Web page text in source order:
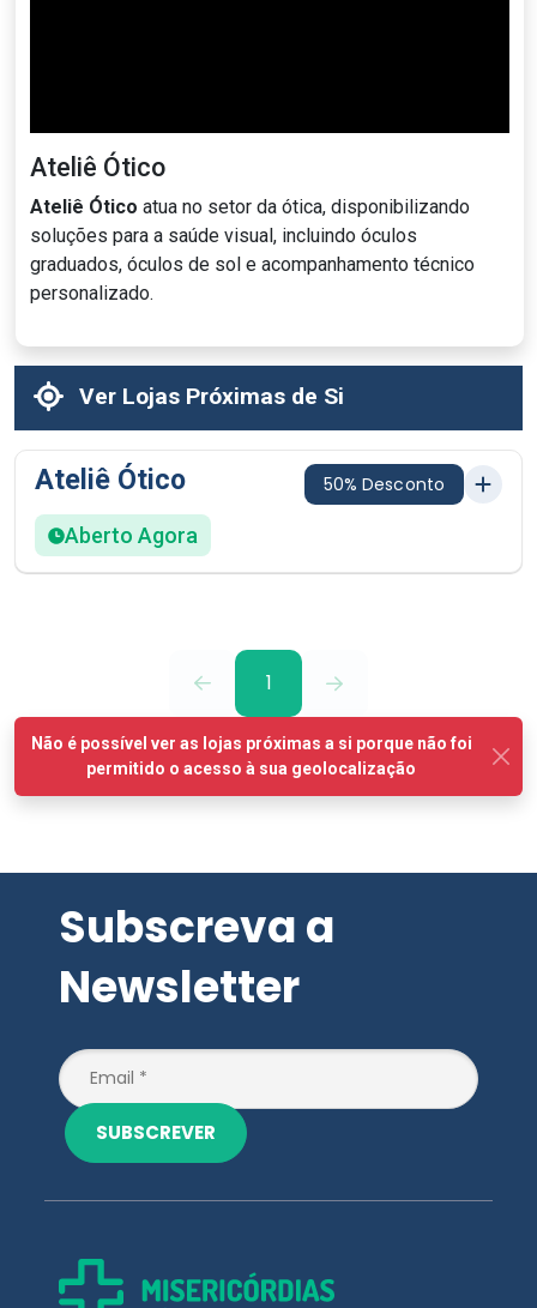
Ateliê Ótico
Ateliê Ótico atua no setor da ótica, disponibilizando
soluções para a saúde visual, incluindo óculos
graduados, óculos de sol e acompanhamento técnico
personalizado.
Ver Lojas Próximas de Si
Ateliê Ótico 50% Desconto
Aberto Agora
1
Newsletter
Os Planos Saúde foram criados através
da União da Planimed Premium à UMP